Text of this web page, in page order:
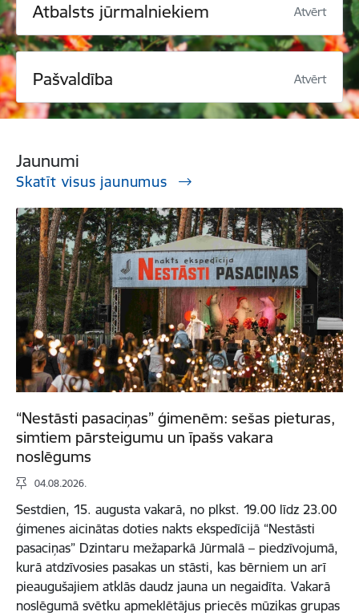
Atbalsts jūrmalniekiem Atvērt
Pašvaldība Atvērt
Jaunumi
Skatīt visus jaunumus
“Nestāsti pasaciņas” ģimenēm: sešas pieturas,
simtiem pārsteigumu un īpašs vakara
noslēgums
04.08.2026.
Sestdien, 15. augusta vakarā, no plkst. 19.00 līdz 23.00
ģimenes aicinātas doties nakts ekspedīcijā “Nestāsti
pasaciņas” Dzintaru mežaparkā Jūrmalā – piedzīvojumā,
kurā atdzīvosies pasakas un stāsti, kas bērniem un arī
pieaugušajiem atklās daudz jauna un negaidīta. Vakarā
noslēgumā svētku apmeklētājus priecēs mūzikas grupas